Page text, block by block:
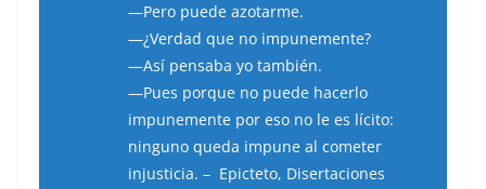
—Pero puede azotarme.
—¿Verdad que no impunemente?
—Así pensaba yo también.
—Pues porque no puede hacerlo
impunemente por eso no le es lícito:
ninguno queda impune al cometer
injusticia. – Epicteto, Disertaciones